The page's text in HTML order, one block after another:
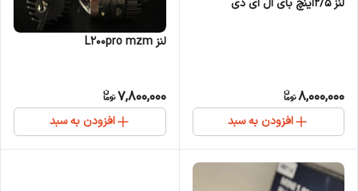
لنز 2/5اینچ بای ال ای دی
8,000,000
افزودن به سبد
لنز L200pro mzm
7,800,000
افزودن به سبد